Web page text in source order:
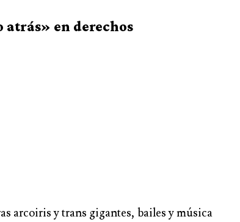
en derechos
arcoiris y trans gigantes, bailes y música